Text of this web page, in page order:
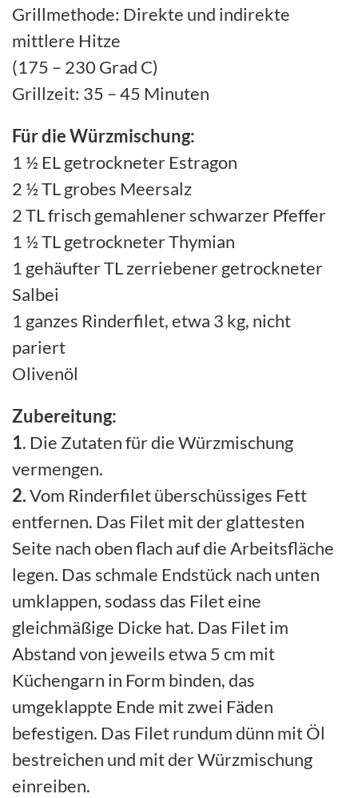
Grillmethode: Direkte und indirekte
mittlere Hitze
(175 – 230 Grad C)
Grillzeit: 35 – 45 Minuten
Für die Würzmischung:
1 ½ EL getrockneter Estragon
2 ½ TL grobes Meersalz
2 TL frisch gemahlener schwarzer Pfeffer
1 ½ TL getrockneter Thymian
1 gehäufter TL zerriebener getrockneter
Salbei
1 ganzes Rinderfilet, etwa 3 kg, nicht
pariert
Olivenöl
Zubereitung:
1. Die Zutaten für die Würzmischung
vermengen.
2.Vom Rinderfilet überschüssiges Fett
entfernen. Das Filet mit der glattesten
Seite nach oben flach auf die Arbeitsfläche
legen. Das schmale Endstück nach unten
umklappen, sodass das Filet eine
gleichmäßige Dicke hat. Das Filet im
Abstand von jeweils etwa 5 cm mit
Küchengarn in Form binden, das
umgeklappte Ende mit zwei Fäden
befestigen. Das Filet rundum dünn mit Öl
bestreichen und mit der Würzmischung
einreiben.